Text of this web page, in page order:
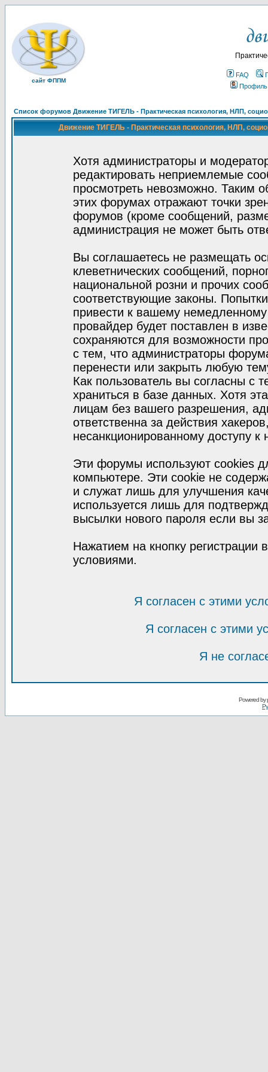
сайт ФППМ
FAQ
Профиль
Список форумов Движение ТИГЕЛЬ - Практическая психология, НЛП,
Движение ТИГЕЛЬ - Практическая психология, НЛП,
Хотя администраторы и
редактировать неприемлемые
просмотреть невозможно. Таким
этих форумах отражают точки
форумов (кроме сообщений,
администрация не может быть
Вы соглашаетесь не размещать
клеветнических сообщений,
национальной розни и прочих
соответствующие законы.
привести к вашему
провайдер будет поставлен в
сохраняются для возможности
с тем, что администраторы
перенести или закрыть любую
Как пользователь вы согласны с
храниться в базе данных. Хотя
лицам без вашего разрешения,
ответственна за действия
несанкционированному доступу к
Эти форумы используют cookies
компьютере. Эти cookie не
и служат лишь для улучшения
используется лишь для
высылки нового пароля если вы
Нажатием на кнопку регистрации
условиями.
Я согласен с этими
Я согласен с этими
Я не
Powered by